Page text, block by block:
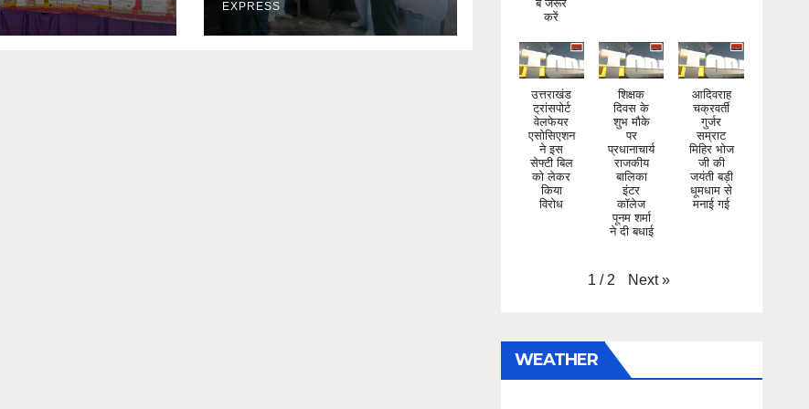
EXPRESS
करें
उत्तराखंड
ट्रांसपोर्ट
वेलफेयर
एसोसिएशन
ने इस
सेफ्टी बिल
को लेकर
किया
विरोध
शिक्षक
दिवस के
शुभ मौके
पर
प्रधानाचार्य
राजकीय
बालिका
इंटर
कॉलेज
पूनम शर्मा
ने दी बधाई
आदिवराह
चक्रवर्ती
गुर्जर
सम्राट
मिहिर भोज
जी की
जयंती बड़ी
धूमधाम से
मनाई गई
1 / 2 Next
WEATHER